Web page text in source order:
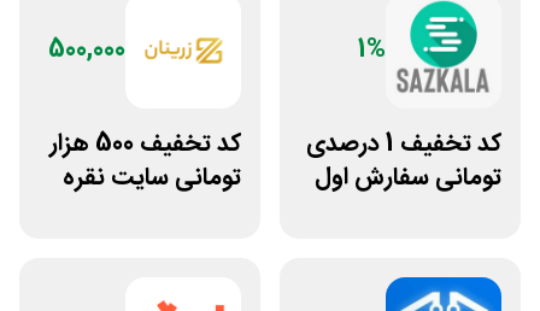
1%
کد تخفیف 1 درصدی
تومانی سفارش اول
500,000
کد تخفیف 500 هزار
تومانی سایت نقره